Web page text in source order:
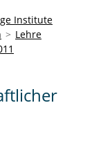
Institute
Lehre